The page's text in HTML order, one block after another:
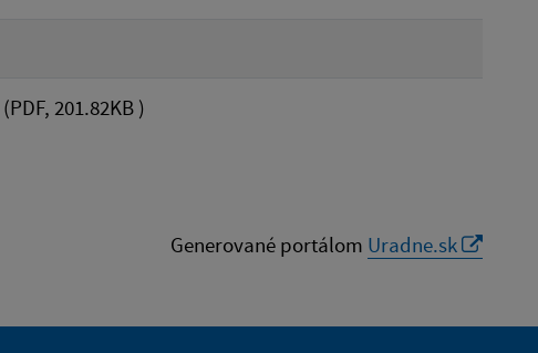
(PDF, 201.82KB )
Generované portálom Uradne.sk